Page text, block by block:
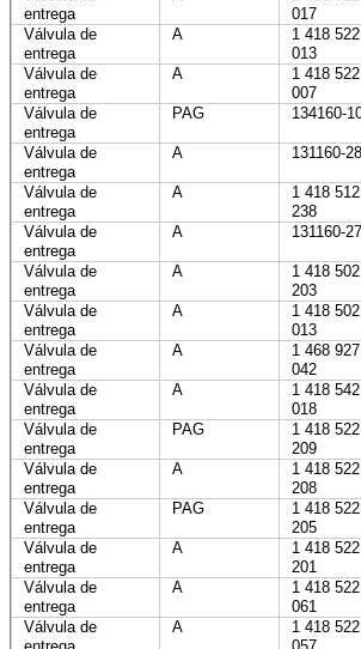
entrega
017
Válvula de
entrega
A
1 418 522
013
Válvula de
entrega
A
1 418 522
007
Válvula de
entrega
PAG 134160-
Válvula de
entrega
A 131160-
Válvula de
entrega
A
1 418 512
238
Válvula de
entrega
A 131160-
Válvula de
entrega
A
1 418 502
203
Válvula de
entrega
A
1 418 502
013
Válvula de
entrega
A
1 468 927
042
Válvula de
entrega
A
1 418 542
018
Válvula de
entrega
PAG
1 418 522
209
Válvula de
entrega
A
1 418 522
208
Válvula de
entrega
PAG
1 418 522
205
Válvula de
entrega
A
1 418 522
201
Válvula de
entrega
A
1 418 522
061
Válvula de
A
1 418 522